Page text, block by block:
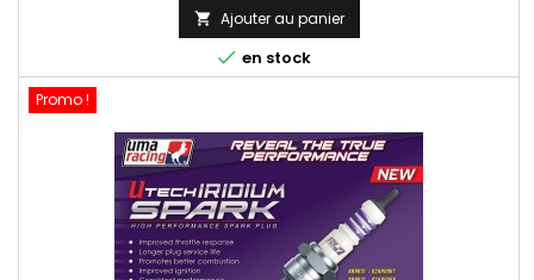
 Ajouter au panier
 en stock
Promo !